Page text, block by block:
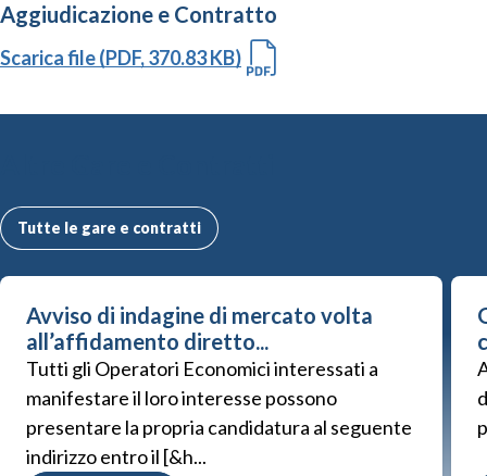
Aggiudicazione e Contratto
Scarica file (PDF, 370.83 KB)
Tutte le gare e contratti
Avviso di indagine di mercato volta
all’affidamento diretto...
Tutti gli Operatori Economici interessati a
manifestare il loro interesse possono
presentare la propria candidatura al seguente
indirizzo entro il [&h...